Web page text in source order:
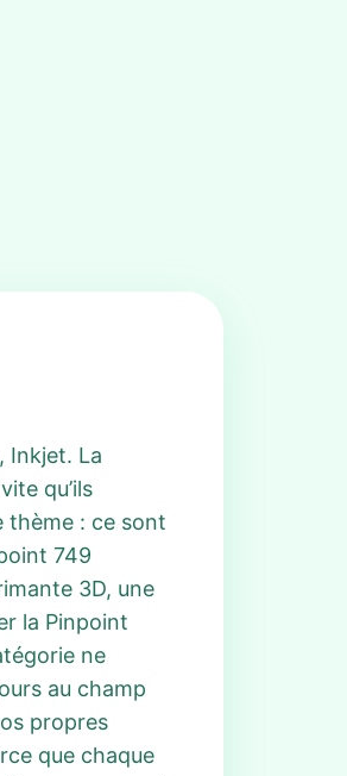
Inkjet. La
qu’ils
thème : ce sont
749
3D, une
la Pinpoint
ne
au champ
propres
que chaque